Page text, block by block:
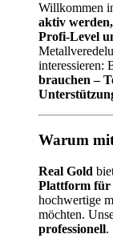
Willkommen
aktiv
Profi-Level
interessieren:
brauchen –
Warum
Real Gold
Plattform für
hochwertige
möchten.
professionell.